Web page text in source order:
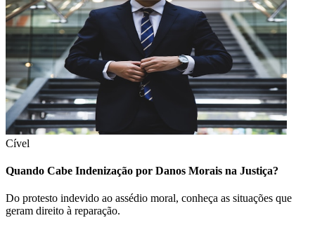
Cível
Quando Cabe Indenização por Danos Morais na Justiça?
Do protesto indevido ao assédio moral, conheça as situações que
geram direito à reparação.